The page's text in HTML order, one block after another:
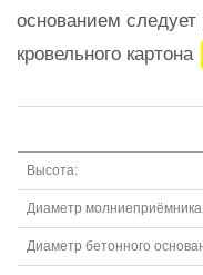
основанием следует
кровельного картона
Высота:
Диаметр молниеприёмника
Диаметр бетонного